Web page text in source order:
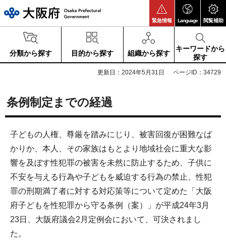
緊急情報 Language 閲覧補助
分類から探す 目的から探す 組織から探す
キーワードから
探す
更新日：2024年5月31日 ページID：34729
条例制定までの経過
子どもの人権、尊厳を踏みにじり、被害回復が困難なば
かりか、本人、その家族はもとより地域社会に重大な影
響を及ぼす性犯罪の被害を未然に防止するため、子供に
不安を与える行為や子どもを威迫する行為の禁止、性犯
罪の刑期満了者に対する対応策等について定めた「大阪
府子どもを性犯罪から守る条例（案）」が平成24年3月
23日、大阪府議会2月定例会において、可決されまし
た。